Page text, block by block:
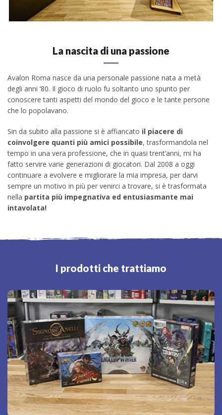
La nascita di una passione
Avalon Roma nasce da una personale passione nata a metà
degli anni ’80. Il gioco di ruolo fu soltanto uno spunto per
conoscere tanti aspetti del mondo del gioco e le tante persone
che lo popolavano.
Sin da subito alla passione si è affiancato il piacere di
coinvolgere quanti più amici possibile, trasformandola nel
tempo in una vera professione, che in quasi trent’anni, mi ha
fatto servire varie generazioni di giocatori. Dal 2008 a oggi
continuare a evolvere e migliorare la mia impresa, per darvi
sempre un motivo in più per venirci a trovare, si è trasformata
nella partita più impegnativa ed entusiasmante mai
intavolata!
I prodotti che trattiamo
Giochi nuovi
Le
ultime novità
e i
bestseller
tra i giochi da tavola e i
migliori regolamenti, avventure e ambientazioni per giochi
di ruolo. Inoltre tantissimi party games e giochi di carte
collezionabili o meno.